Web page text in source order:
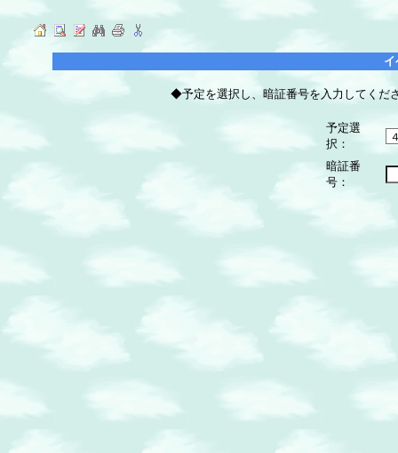
◆予定を選択し、暗証番号を入力してくだ
予定選
択：
暗証番
号：